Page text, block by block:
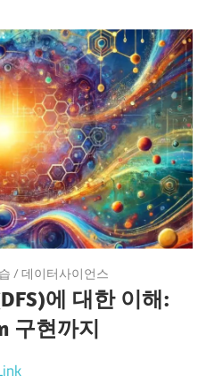
/데이터사이언스
에 대한 이해:
구현까지